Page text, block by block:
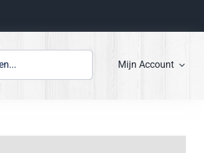
Mijn Account